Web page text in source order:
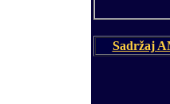
Sadržaj